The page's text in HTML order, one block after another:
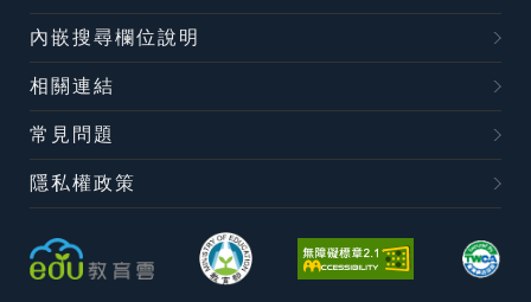
內嵌搜尋欄位說明
相關連結
常見問題
隱私權政策